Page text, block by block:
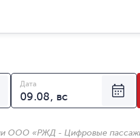
Дата
ООО «РЖД - Цифровые